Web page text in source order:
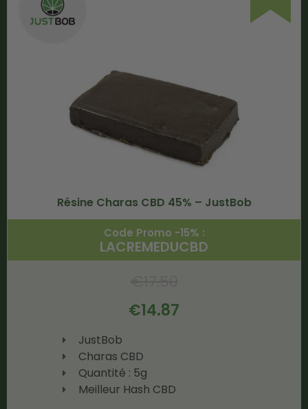
Résine Charas CBD 45% – JustBob
Code Promo -15% :
LACREMEDUCBD
€14.87
JustBob
Charas CBD
Quantité : 5g
Meilleur Hash CBD